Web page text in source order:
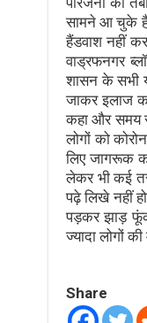
सामने आ चुके
हैंडवाश नहीं
वाड्रफनगर
शासन के सभी
जाकर इलाज
कहा और समय
लोगों को
लिए जागरूक
लेकर भी कई
पढ़े लिखे नहीं
पड़कर झाड़
ज्यादा लोगों
Share